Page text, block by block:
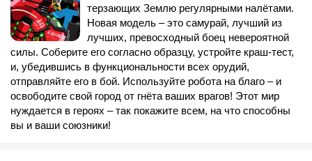
терзающих Землю регулярными налётами.
Новая модель – это самурай, лучший из
лучших, превосходный боец невероятной
силы. Соберите его согласно образцу, устройте краш-тест,
и, убедившись в функциональности всех орудий,
отправляйте его в бой. Используйте робота на благо – и
освободите свой город от гнёта ваших врагов! Этот мир
нуждается в героях – так покажите всем, на что способны
вы и ваши союзники!